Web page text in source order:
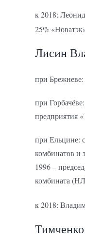
к 2018:
25%
Лисин
при Брежневе:
при
предприятия
при Ельцине:
комбинатов и
1996 –
комбината
к 2018: